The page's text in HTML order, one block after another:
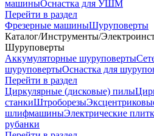
машиныОснастка для УШМ
Перейти в раздел
Фрезерные машиныШуруповерты
Каталог/Инструменты/
Шуруповерты
Аккумуляторные шуруповерты
шуруповертыОснастка для
Перейти в раздел
Циркулярные (дисковые) пилы
станкиШтроборезы
шлифмашиныЭлектрические
рубанки